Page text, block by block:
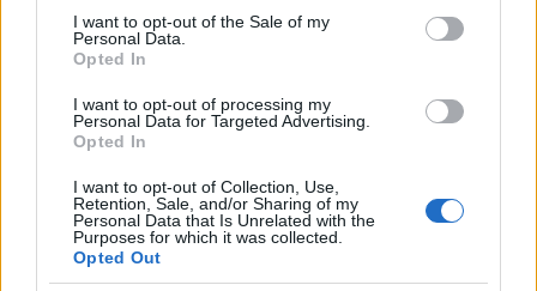
consent section.
I want to opt-out of the Sale of my
Personal Data.
Opted In
I want to opt-out of processing my
Personal Data for Targeted Advertising.
Opted In
I want to opt-out of Collection, Use,
Retention, Sale, and/or Sharing of my
Personal Data that Is Unrelated with the
Purposes for which it was collected.
Opted Out
kísérletezik, nekem nagyon bejönnek pl. a
billentyűcentrikus számaik, ezen az anyagon
ahogy az egyébként az eddigi anyagaik alapján
várható is volt, de hogy NDW elemeket is visznek a
zenéjükbe a legnagyobb örömömre, arra én sem
számítottam. Hát csak tegyék és most már igen jó
lenne újra megnézni őket élőben, a négytagú
felállást még úgysem láttam.